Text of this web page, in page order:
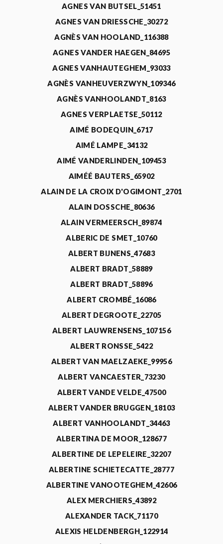
AGNES VAN BUTSEL_51451
AGNES VAN DRIESSCHE_30272
AGNÈS VAN HOOLAND_116388
AGNES VANDER HAEGEN_84695
AGNES VANHAUTEGHEM_93033
AGNÈS VANHEUVERZWYN_109346
AGNÈS VANHOOLANDT_8163
AGNES VERPLAETSE_50112
AIMÉ BODEQUIN_6717
AIMÉ LAMPE_34132
AIMÉ VANDERLINDEN_109453
AIMÉÉ BAUTERS_65902
ALAIN DE LA CROIX D'OGIMONT_2701
ALAIN DOSSCHE_80636
ALAIN VERMEERSCH_89874
ALBERIC DE SMET_10760
ALBERT BIJNENS_47683
ALBERT BRADT_58889
ALBERT BRADT_58896
ALBERT CROMBÉ_16086
ALBERT DEGROOTE_22705
ALBERT LAUWRENSENS_107156
ALBERT RONSSE_5422
ALBERT VAN MAELZAEKE_99956
ALBERT VANCAESTER_73230
ALBERT VANDE VELDE_47500
ALBERT VANDER BRUGGEN_18103
ALBERT VANHOOLANDT_34463
ALBERTINA DE MOOR_128677
ALBERTINE DE LEPELEIRE_32207
ALBERTINE SCHIETECATTE_28777
ALBERTINE VANOOTEGHEM_42606
ALEX MERCHIERS_43892
ALEXANDER TACK_71170
ALEXIS HELDENBERGH_122914